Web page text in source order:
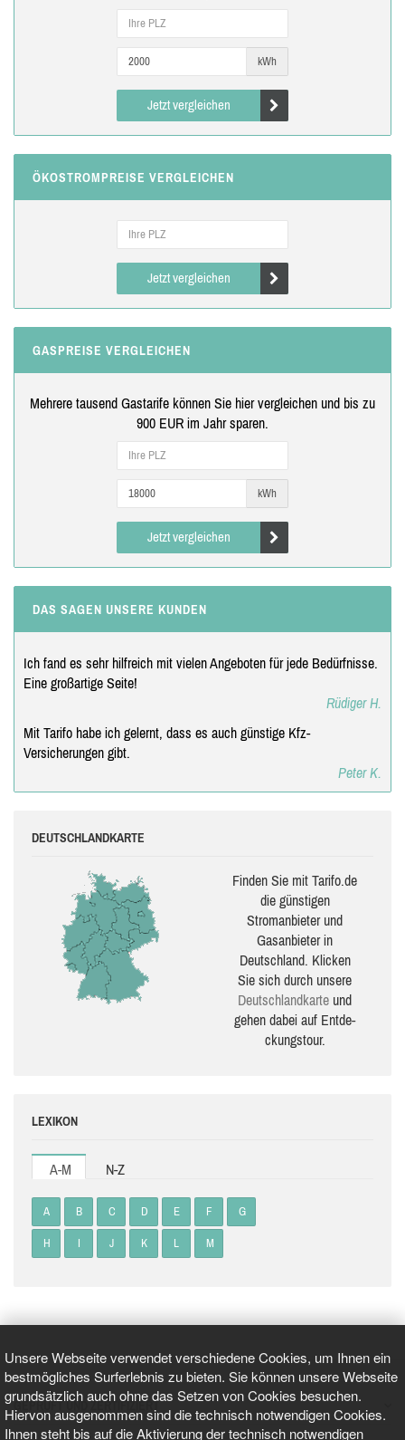
Unsere Webseite verwendet verschiedene Cookies, um Ihnen ein
bestmögliches Surferlebnis zu bieten. Sie können unsere Webseite
grundsätzlich auch ohne das Setzen von Cookies besuchen.
Hiervon ausgenommen sind die technisch notwendigen Cookies.
Ihnen steht bis auf die Aktivierung der technisch notwendigen
kWh
Jetzt vergleichen
ÖKOSTROMPREISE VERGLEICHEN
Jetzt vergleichen
GASPREISE VERGLEICHEN
Mehrere tausend Gastarife können Sie hier vergleichen und bis zu
900 EUR im Jahr sparen.
kWh
Jetzt vergleichen
DAS SAGEN UNSERE KUNDEN
Ich fand es sehr hilfreich mit vielen Angeboten für jede Bedürfnisse.
Eine großartige Seite!
Rüdiger H.
Mit Tarifo habe ich gelernt, dass es auch günstige Kfz-
Versicherungen gibt.
Peter K.
DEUTSCHLANDKARTE
Finden Sie mit Tarifo.de
die güns­ti­gen
Stromanbieter und
Gasanbieter in
Deutschland. Klicken
Sie sich durch unsere
Deutsch­land­karte und
gehen dabei auf Ent­de­
ckungs­tour.
LEXIKON
A-M N-Z
A B C D E F G
H I J K L M
GEPRÜFT UND ZERTIFIZIERT